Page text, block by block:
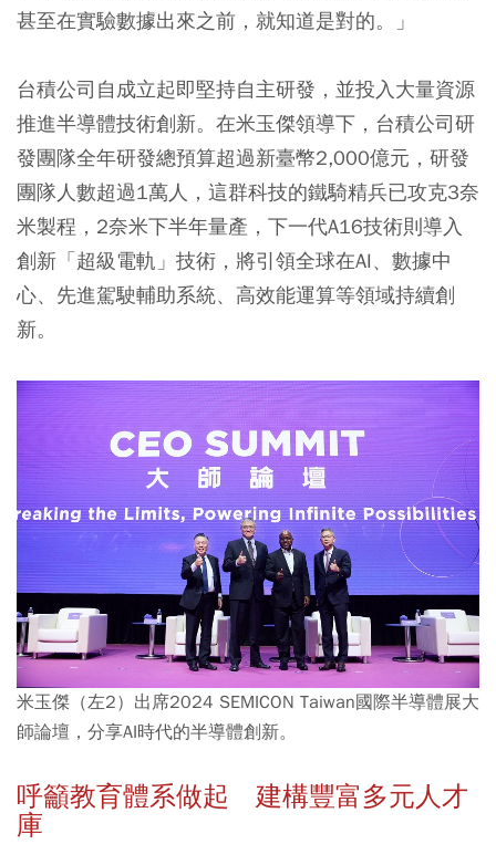
甚至在實驗數據出來之前，就知道是對的。」
台積公司自成立起即堅持自主研發，並投入大量資源
推進半導體技術創新。在米玉傑領導下，台積公司研
發團隊全年研發總預算超過新臺幣2,000億元，研發
團隊人數超過1萬人，這群科技的鐵騎精兵已攻克3奈
米製程，2奈米下半年量產，下一代A16技術則導入
創新「超級電軌」技術，將引領全球在AI、數據中
心、先進駕駛輔助系統、高效能運算等領域持續創
新。
米玉傑（左2）出席2024 SEMICON Taiwan國際半導體展大
師論壇，分享AI時代的半導體創新。
呼籲教育體系做起 建構豐富多元人才
庫